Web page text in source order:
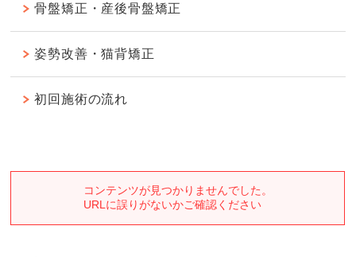
骨盤矯正・産後骨盤矯正
姿勢改善・猫背矯正
初回施術の流れ